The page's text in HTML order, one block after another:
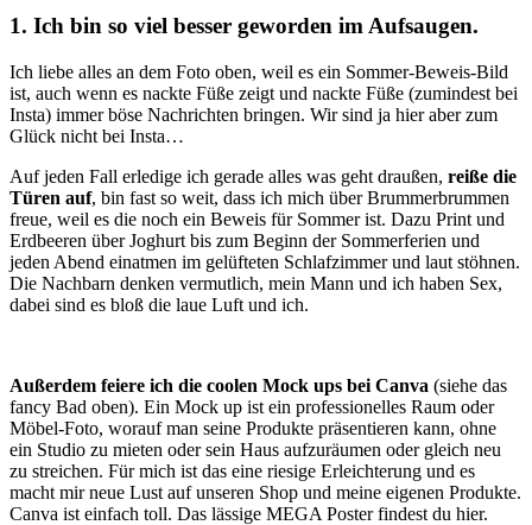
1. Ich bin so viel besser geworden im Aufsaugen.
Ich liebe alles an dem Foto oben, weil es ein Sommer-Beweis-Bild
ist, auch wenn es nackte Füße zeigt und nackte Füße (zumindest bei
Insta) immer böse Nachrichten bringen. Wir sind ja hier aber zum
Glück nicht bei Insta…
Auf jeden Fall erledige ich gerade alles was geht draußen, reiße die
Türen auf, bin fast so weit, dass ich mich über Brummerbrummen
freue, weil es die noch ein Beweis für Sommer ist. Dazu Print und
Erdbeeren über Joghurt bis zum Beginn der Sommerferien und
jeden Abend einatmen im gelüfteten Schlafzimmer und laut stöhnen.
Die Nachbarn denken vermutlich, mein Mann und ich haben Sex,
dabei sind es bloß die laue Luft und ich.
Außerdem feiere ich die coolen Mock ups bei Canva (siehe das
fancy Bad oben). Ein Mock up ist ein professionelles Raum oder
Möbel-Foto, worauf man seine Produkte präsentieren kann, ohne
ein Studio zu mieten oder sein Haus aufzuräumen oder gleich neu
zu streichen. Für mich ist das eine riesige Erleichterung und es
macht mir neue Lust auf unseren Shop und meine eigenen Produkte.
Canva ist einfach toll. Das lässige MEGA Poster findest du hier.